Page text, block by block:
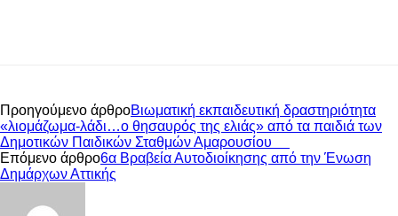
Προηγούμενο άρθροΒιωματική εκπαιδευτική δραστηριότητα
«λιομάζωμα-λάδι…ο θησαυρός της ελιάς» από τα παιδιά των
Δημοτικών Παιδικών Σταθμών Αμαρουσίου
Επόμενο άρθρο6α Βραβεία Αυτοδιοίκησης από την Ένωση
Δημάρχων Αττικής